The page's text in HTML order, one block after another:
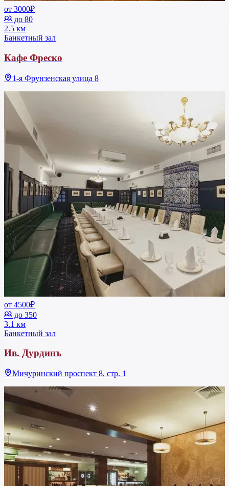
от 3000₽
до 80
2.5 км
Банкетный зал
Кафе Фреско
1-я Фрунзенская улица 8
от 4500₽
до 350
3.1 км
Банкетный зал
Ив. Дурдинъ
Мичуринский проспект 8, стр. 1